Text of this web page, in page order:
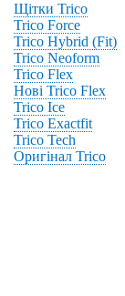
Щітки Trico
Trico Force
Trico Hybrid (Fit)
Trico Neoform
Trico Flex
Нові Trico Flex
Trico Ice
Trico Exactfit
Trico Tech
Оригінал Trico